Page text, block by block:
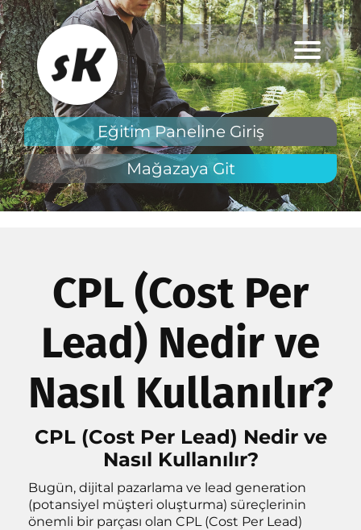
Eğitim Paneline Giriş
Mağazaya Git
CPL (Cost Per
Lead) Nedir ve
Nasıl Kullanılır?
CPL (Cost Per Lead) Nedir ve
Nasıl Kullanılır?
Bugün, dijital pazarlama ve lead generation
(potansiyel müşteri oluşturma) süreçlerinin
önemli bir parçası olan CPL (Cost Per Lead)